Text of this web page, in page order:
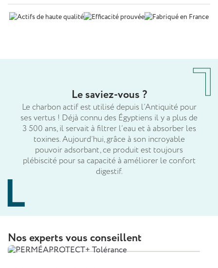
Le saviez-vous ?
Le charbon actif est utilisé depuis l’Antiquité pour
ses vertus ! Déjà connu des Égyptiens il y a plus de
3 500 ans, il servait à filtrer l’eau et à absorber les
toxines. Aujourd’hui, grâce à son incroyable
pouvoir adsorbant, ce produit est toujours
plébiscité pour sa capacité à améliorer le confort
digestif.
Nos experts vous conseillent